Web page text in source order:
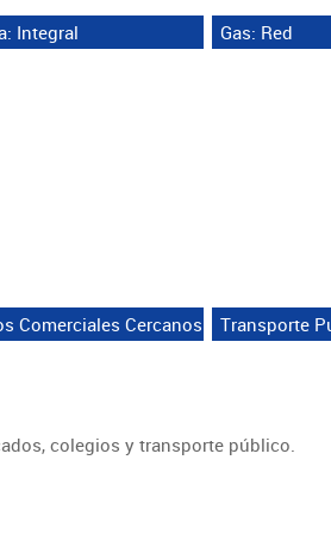
Integral
Gas: Red
Comerciales Cercanos Transporte
colegios y transporte público.